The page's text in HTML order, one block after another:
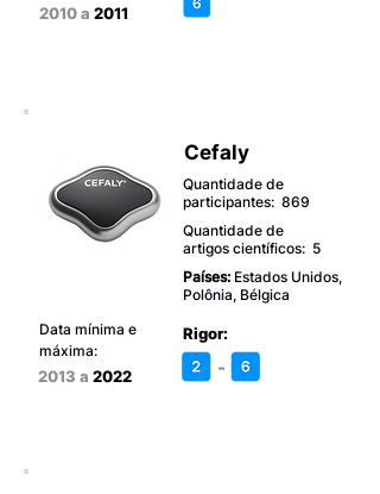
2010 a 2011
Cefaly
Quantidade de
participantes: 869
Quantidade de
artigos científicos: 5
Países: Estados Unidos,
Polônia, Bélgica
Data mínima e
máxima:
2013 a 2022
Rigor:
-